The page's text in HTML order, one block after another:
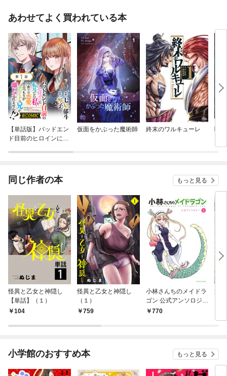
あわせてよく買われている本
【単話版】バッドエン
ド目前のヒロインに転
ん！？@COMIC
仮面をかぶった魔術師 終末のワルキューレ 呪
同じ作者の本 もっと見る
怪異と乙女と神隠し
【単話】（１）
104
怪異と乙女と神隠し
（１）
759
小林さんちのメイドラ
ゴン 公式アンソロジー
1 770
週
ビ
小学館のおすすめ本 もっと見る